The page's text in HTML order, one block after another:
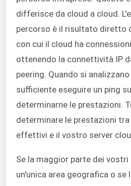
differisce da cloud a cloud.
percorso è il risultato diretto
con cui il cloud ha
ottenendo la connettività IP
peering. Quando si
sufficiente eseguire un ping
determinarne le prestazioni.
determinare le prestazioni
effettivi e il vostro server
Se la maggior parte dei
un'unica area geografica o se